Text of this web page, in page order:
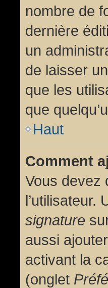
nombre de
dernière
un
de laisser
que les
que
Haut
Comment
Vous devez
signature
aussi
activant la
(onglet